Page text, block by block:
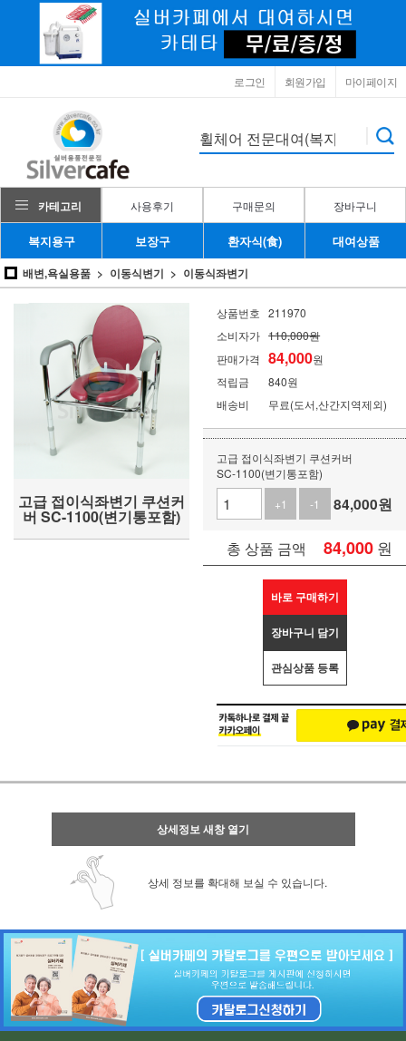
마이페이지
회원가입
로그인
카테고리 사용후기 구매문의 장바구니
복지용구 보장구 환자식(食) 대여상품
배변,욕실용품 이동식변기 이동식좌변기
고급 접이식좌변기 쿠션커
버 SC-1100(변기통포함)
상품번호 211970
소비자가 110,000원
판매가격 84,000원
적립금
840원
배송비
무료(도서,산간지역제외)
고급 접이식좌변기 쿠션커버
SC-1100(변기통포함)
+1
-1 84,000원
총 상품 금액 84,000 원
바로 구매하기
장바구니 담기
관심상품 등록
상세정보 새창 열기
상세 정보를 확대해 보실 수 있습니다.